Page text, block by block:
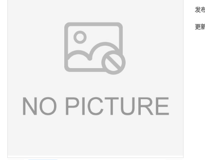
发
更